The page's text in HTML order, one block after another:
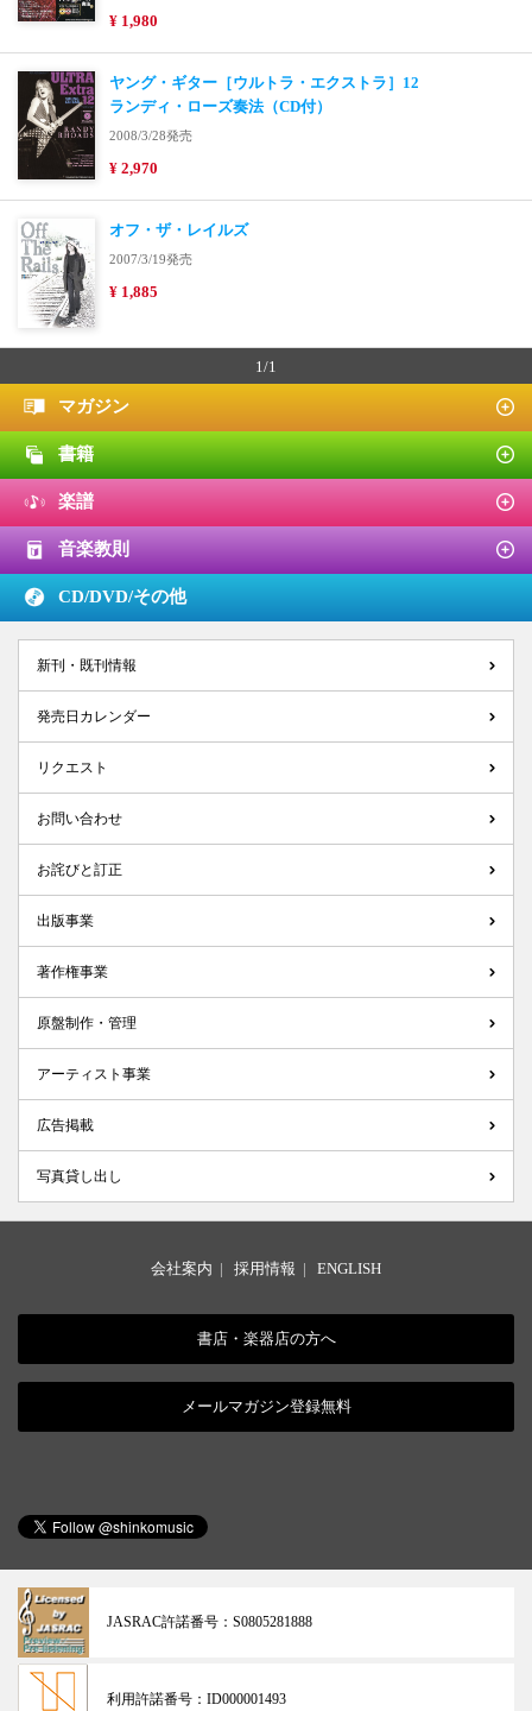
¥ 1,980
ヤング・ギター［ウルトラ・エクストラ］12
ランディ・ローズ奏法（CD付）
2008/3/28発売
¥ 2,970
オフ・ザ・レイルズ
2007/3/19発売
¥ 1,885
1/1
マガジン
書籍
楽譜
音楽教則
CD/DVD/その他
新刊・既刊情報
発売日カレンダー
リクエスト
お問い合わせ
お詫びと訂正
出版事業
著作権事業
原盤制作・管理
アーティスト事業
広告掲載
写真貸し出し
会社案内 | 採用情報 | ENGLISH
書店・楽器店の方へ
メールマガジン登録無料
JASRAC許諾番号： S0805281888
利用許諾番号： ID000001493